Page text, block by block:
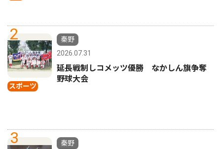
2
スポーツ
秦野
2026.07.31
延長戦制しコメッツ優勝 なかしん旗争奪
野球大会
3
秦野